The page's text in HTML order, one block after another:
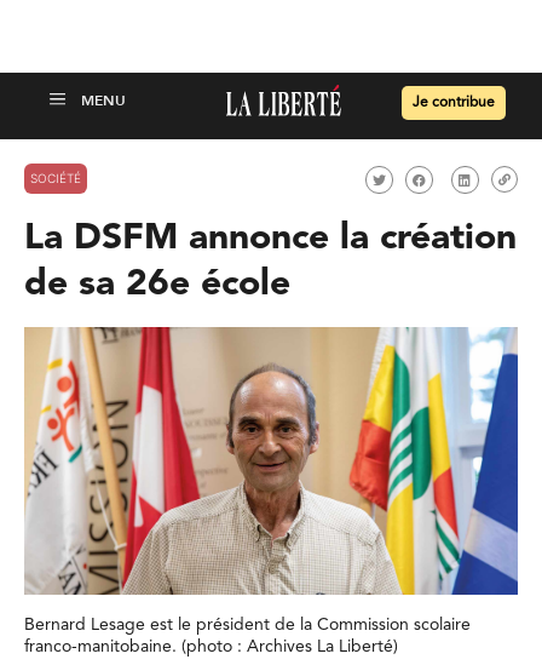
Je contribue
SOCIÉTÉ
La DSFM annonce la création
de sa 26e école
Bernard Lesage est le président de la Commission scolaire
franco-manitobaine. (photo : Archives La Liberté)